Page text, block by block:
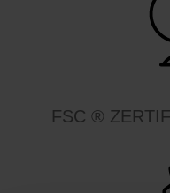
FSC ®